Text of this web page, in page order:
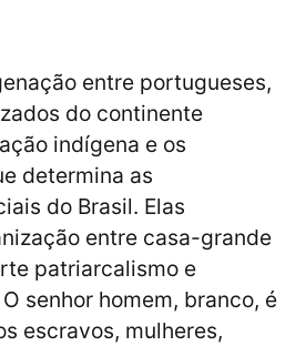
entre portugueses,
do continente
indígena e os
determina as
do Brasil. Elas
entre casa-grande
patriarcalismo e
senhor homem, branco, é
escravos, mulheres,